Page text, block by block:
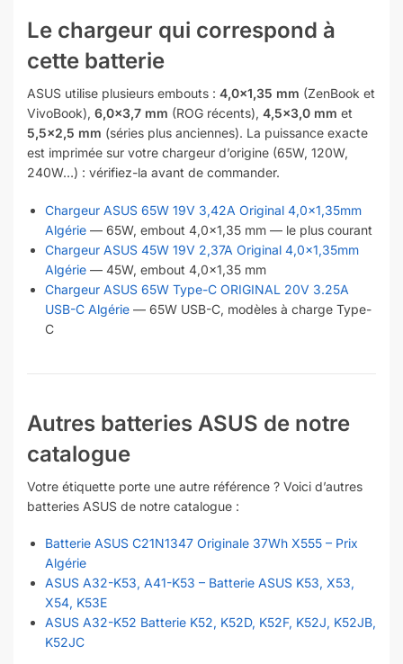
Le chargeur qui correspond à
cette batterie
ASUS utilise plusieurs embouts : 4,0×1,35 mm (ZenBook et
VivoBook), 6,0×3,7 mm (ROG récents), 4,5×3,0 mm et
5,5×2,5 mm (séries plus anciennes). La puissance exacte
est imprimée sur votre chargeur d’origine (65W, 120W,
240W…) : vérifiez-la avant de commander.
Chargeur ASUS 65W 19V 3,42A Original 4,0×1,35mm
Algérie — 65W, embout 4,0×1,35 mm — le plus courant
Chargeur ASUS 45W 19V 2,37A Original 4,0×1,35mm
Algérie — 45W, embout 4,0×1,35 mm
Chargeur ASUS 65W Type-C ORIGINAL 20V 3.25A
USB-C Algérie — 65W USB-C, modèles à charge Type-
C
Autres batteries ASUS de notre
catalogue
Votre étiquette porte une autre référence ? Voici d’autres
batteries ASUS de notre catalogue :
Batterie ASUS C21N1347 Originale 37Wh X555 – Prix
Algérie
ASUS A32-K53, A41-K53 – Batterie ASUS K53, X53,
X54, K53E
ASUS A32-K52 Batterie K52, K52D, K52F, K52J, K52JB,
K52JC